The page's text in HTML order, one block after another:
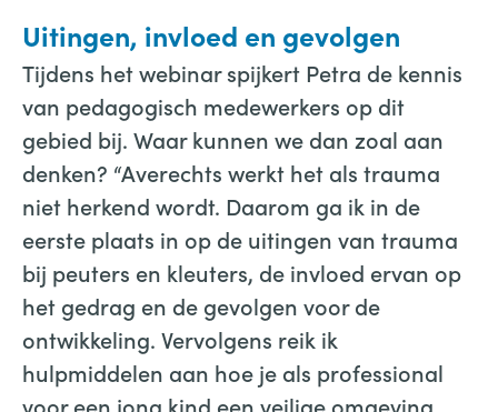
Uitingen, invloed en gevolgen
Tijdens het webinar spijkert Petra de kennis
van pedagogisch medewerkers op dit
gebied bij. Waar kunnen we dan zoal aan
denken? “Averechts werkt het als trauma
niet herkend wordt. Daarom ga ik in de
eerste plaats in op de uitingen van trauma
bij peuters en kleuters, de invloed ervan op
het gedrag en de gevolgen voor de
ontwikkeling. Vervolgens reik ik
hulpmiddelen aan hoe je als professional
voor een jong kind een veilige omgeving